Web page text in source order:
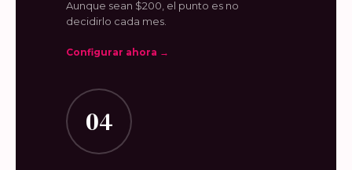
Aunque sean $200, el punto es no
decidirlo cada mes.
Configurar ahora →
04